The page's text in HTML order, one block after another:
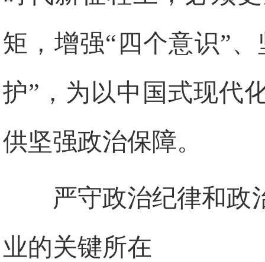
矩，增强“四个意识”
护”，为以中国式现代
供坚强政治保障。
严守政治纪律和政
业的关键所在